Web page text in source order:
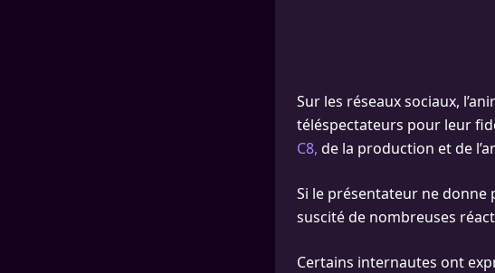
Sur les réseaux sociaux,
téléspectateurs pour leur
C8, de la production et de
Si le présentateur ne donne
suscité de nombreuses
Certains internautes ont